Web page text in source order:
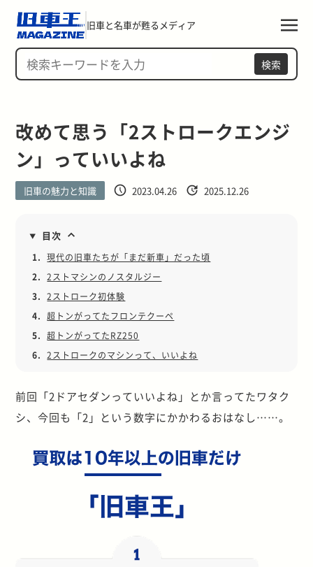
旧車と名車が甦るメディア
検索
改めて思う「2ストロークエンジ
ン」っていいよね
旧車の魅力と知識 2023.04.26 2025.12.26
目次
1.
現代の旧車たちが「まだ新車」だった頃
2.
2ストマシンのノスタルジー
3.
2ストローク初体験
4.
超トンがってたフロンテクーペ
5.
超トンがってたRZ250
6.
2ストロークのマシンって、いいよね
前回「2ドアセダンっていいよね」とか言ってたワタク
シ、今回も「2」という数字にかかわるおはなし……。